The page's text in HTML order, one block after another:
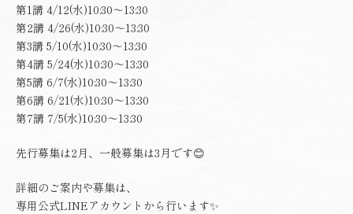
第1講 4/12(水)10:30〜13:30
第2講 4/26(水)10:30〜13:30
第3講 5/10(水)10:30〜13:30
第4講 5/24(水)10:30〜13:30
第5講 6/7(水)10:30〜13:30
第6講 6/21(水)10:30〜13:30
第7講 7/5(水)10:30〜13:30
先行募集は2月、一般募集は3月です😊
詳細のご案内や募集は、
専用公式LINEアカウントから行います✨